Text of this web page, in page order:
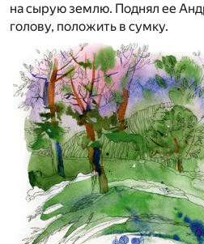
на сырую землю. Поднял ее
голову, положить в сумку.